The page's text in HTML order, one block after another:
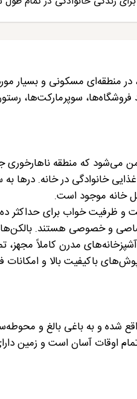
فروشگاه‌ها، سوپرمارکت‌ها،
می‌شود که منطقه
خانوادگی در خانه.
خانه موجود است.
خواب برای حداکثر ده
و خصوصی هستند. بالکن‌ها
مدرن کاملاً
باکیفیت بالا و امکانات
به مساحت 380 متر مربع واقع شده و
اوقات آسان است و زمین